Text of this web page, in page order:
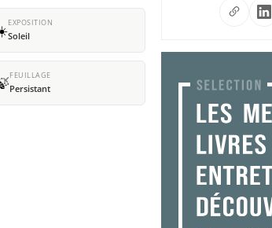
EXPOSITION
Soleil
FEUILLAGE
Persistant